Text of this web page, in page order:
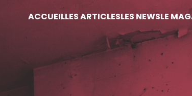
ACCUEILLES ARTICLESLES NEWSLE